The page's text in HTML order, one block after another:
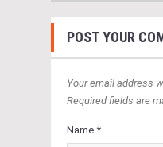
POST YOUR
Your email address
Required fields are
Name *